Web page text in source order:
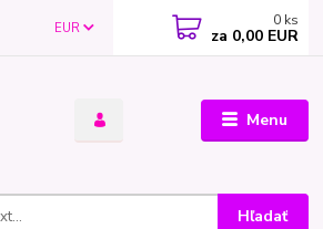
Menu
EUR
Hľadať
0 ks
za 0,00 EUR